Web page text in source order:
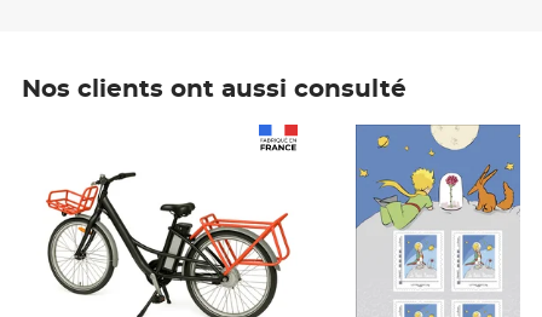
Nos clients ont aussi consulté
Prix 7,50€